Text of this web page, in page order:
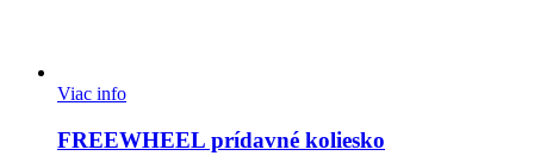
Viac info
FREEWHEEL prídavné koliesko